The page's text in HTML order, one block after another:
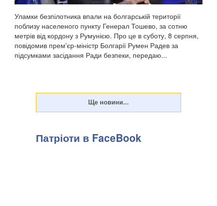
Уламки безпілотника впали на болгарській території
поблизу населеного пункту Генерал Тошево, за сотню
метрів від кордону з Румунією. Про це в суботу, 8 серпня,
повідомив прем'єр-міністр Болгарії Румен Радев за
підсумками засідання Ради безпеки, передаю...
Патріоти в FaceBook